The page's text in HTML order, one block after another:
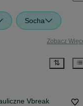
Socha
Zobacz
Vbreak